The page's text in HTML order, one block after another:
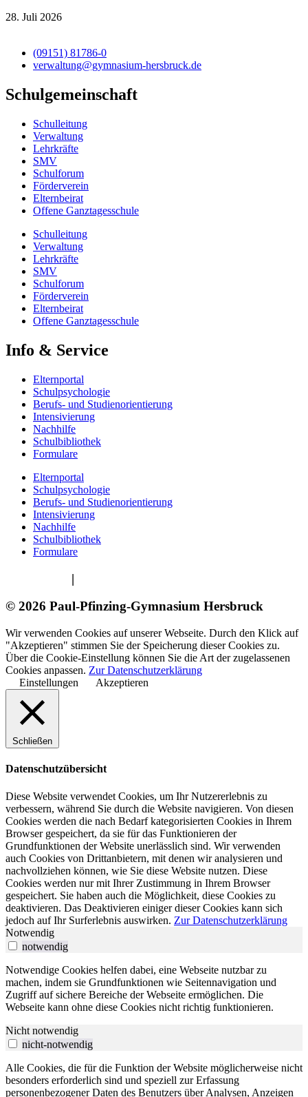
28. Juli 2026
(09151) 81786-0
verwaltung@gymnasium-hersbruck.de
Schulgemeinschaft
Schulleitung
Verwaltung
Lehrkräfte
SMV
Schulforum
Förderverein
Elternbeirat
Offene Ganztagesschule
Schulleitung
Verwaltung
Lehrkräfte
SMV
Schulforum
Förderverein
Elternbeirat
Offene Ganztagesschule
Info & Service
Elternportal
Schulpsychologie
Berufs- und Studienorientierung
Intensivierung
Nachhilfe
Schulbibliothek
Formulare
Elternportal
Schulpsychologie
Berufs- und Studienorientierung
Intensivierung
Nachhilfe
Schulbibliothek
Formulare
|
© 2026 Paul-Pfinzing-Gymnasium Hersbruck
Wir verwenden Cookies auf unserer Webseite. Durch den Klick auf
"Akzeptieren" stimmen Sie der Speicherung dieser Cookies zu.
Über die Cookie-Einstellung können Sie die Art der zugelassenen
Cookies anpassen. Zur Datenschutzerklärung
Einstellungen
Akzeptieren
Schließen
Datenschutzübersicht
Diese Website verwendet Cookies, um Ihr Nutzererlebnis zu
verbessern, während Sie durch die Website navigieren. Von diesen
Cookies werden die nach Bedarf kategorisierten Cookies in Ihrem
Browser gespeichert, da sie für das Funktionieren der
Grundfunktionen der Website unerlässlich sind. Wir verwenden
auch Cookies von Drittanbietern, mit denen wir analysieren und
nachvollziehen können, wie Sie diese Website nutzen. Diese
Cookies werden nur mit Ihrer Zustimmung in Ihrem Browser
gespeichert. Sie haben auch die Möglichkeit, diese Cookies zu
deaktivieren. Das Deaktivieren einiger dieser Cookies kann sich
jedoch auf Ihr Surferlebnis auswirken. Zur Datenschutzerklärung
Notwendig
notwendig
Notwendige Cookies helfen dabei, eine Webseite nutzbar zu
machen, indem sie Grundfunktionen wie Seitennavigation und
Zugriff auf sichere Bereiche der Webseite ermöglichen. Die
Webseite kann ohne diese Cookies nicht richtig funktionieren.
Nicht notwendig
nicht-notwendig
Alle Cookies, die für die Funktion der Website möglicherweise nicht
besonders erforderlich sind und speziell zur Erfassung
personenbezogener Daten des Benutzers über Analysen, Anzeigen